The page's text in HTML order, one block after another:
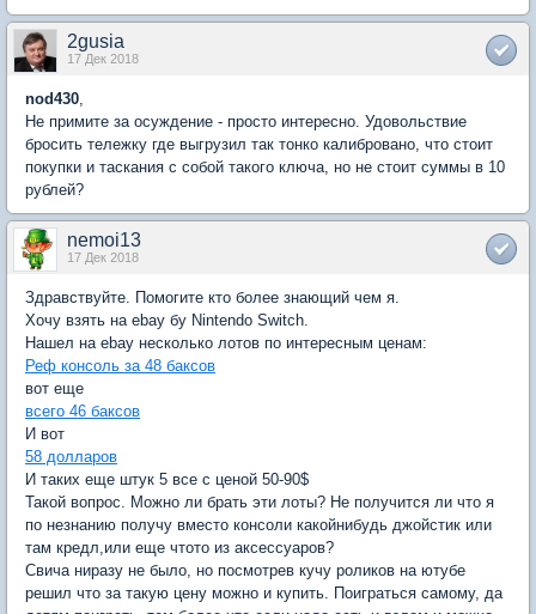
2gusia
17 Дек 2018
nod430,
Не примите за осуждение - просто интересно. Удовольствие
бросить тележку где выгрузил так тонко калибровано, что стоит
покупки и таскания с собой такого ключа, но не стоит суммы в 10
рублей?
nemoi13
17 Дек 2018
Здравствуйте. Помогите кто более знающий чем я.
Хочу взять на ebay бу Nintendo Switch.
Нашел на ebay несколько лотов по интересным ценам:
Реф консоль за 48 баксов
вот еще
всего 46 баксов
И вот
58 долларов
И таких еще штук 5 все с ценой 50-90$
Такой вопрос. Можно ли брать эти лоты? Не получится ли что я
по незнанию получу вместо консоли какойнибудь джойстик или
там кредл,или еще чтото из аксессуаров?
Свича ниразу не было, но посмотрев кучу роликов на ютубе
решил что за такую цену можно и купить. Поиграться самому, да